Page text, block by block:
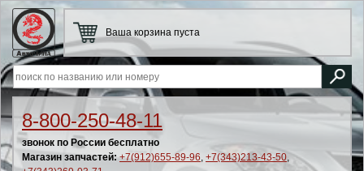
8-800-250-48-11
звонок по России бесплатно
Магазин запчастей: +7(912)655-89-96, +7(343)213-43-50,
Ваша корзина пуста